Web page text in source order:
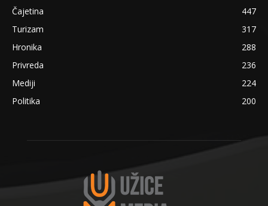
Čajetina
447
Turizam
317
Hronika
288
Privreda
236
Mediji
224
Politika
200